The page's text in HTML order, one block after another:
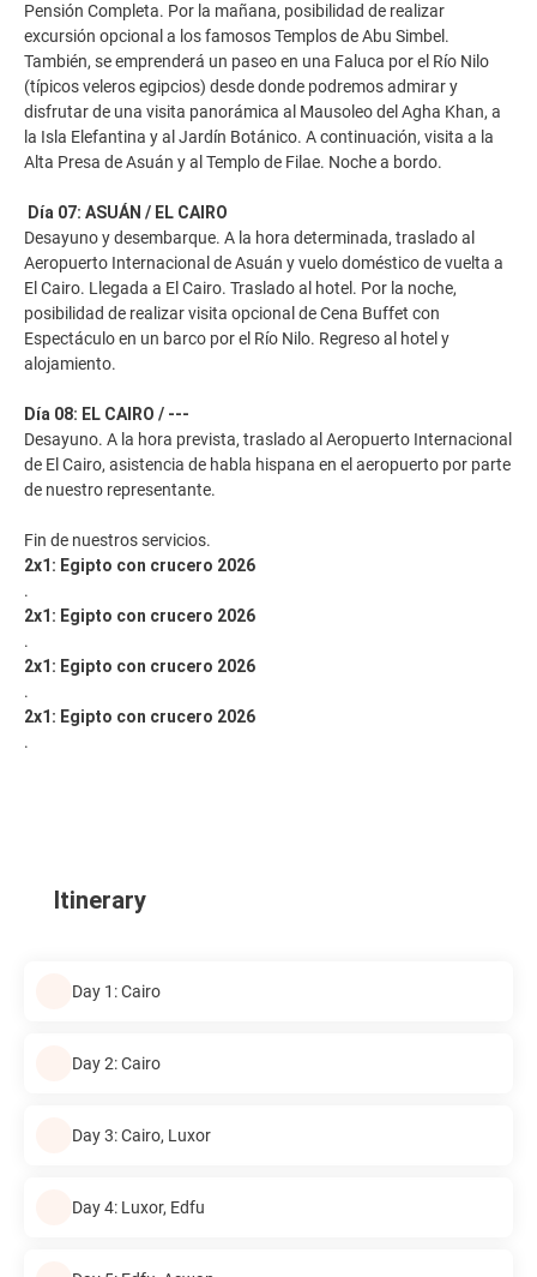
Pensión Completa. Por la mañana, posibilidad de realizar
excursión opcional a los famosos Templos de Abu Simbel.
También, se emprenderá un paseo en una Faluca por el Río Nilo
(típicos veleros egipcios) desde donde podremos admirar y
disfrutar de una visita panorámica al Mausoleo del Agha Khan, a
la Isla Elefantina y al Jardín Botánico. A continuación, visita a la
Alta Presa de Asuán y al Templo de Filae. Noche a bordo.
Día 07: ASUÁN / EL CAIRO
Desayuno y desembarque. A la hora determinada, traslado al
Aeropuerto Internacional de Asuán y vuelo doméstico de vuelta a
El Cairo. Llegada a El Cairo. Traslado al hotel. Por la noche,
posibilidad de realizar visita opcional de Cena Buffet con
Espectáculo en un barco por el Río Nilo. Regreso al hotel y
alojamiento.
Día 08: EL CAIRO / ---
Desayuno. A la hora prevista, traslado al Aeropuerto Internacional
de El Cairo, asistencia de habla hispana en el aeropuerto por parte
de nuestro representante.
Fin de nuestros servicios.
2x1: Egipto con crucero 2026
.
2x1: Egipto con crucero 2026
.
2x1: Egipto con crucero 2026
.
2x1: Egipto con crucero 2026
.
Itinerary
Day 1: Cairo
Day 2: Cairo
Day 3: Cairo, Luxor
Day 4: Luxor, Edfu